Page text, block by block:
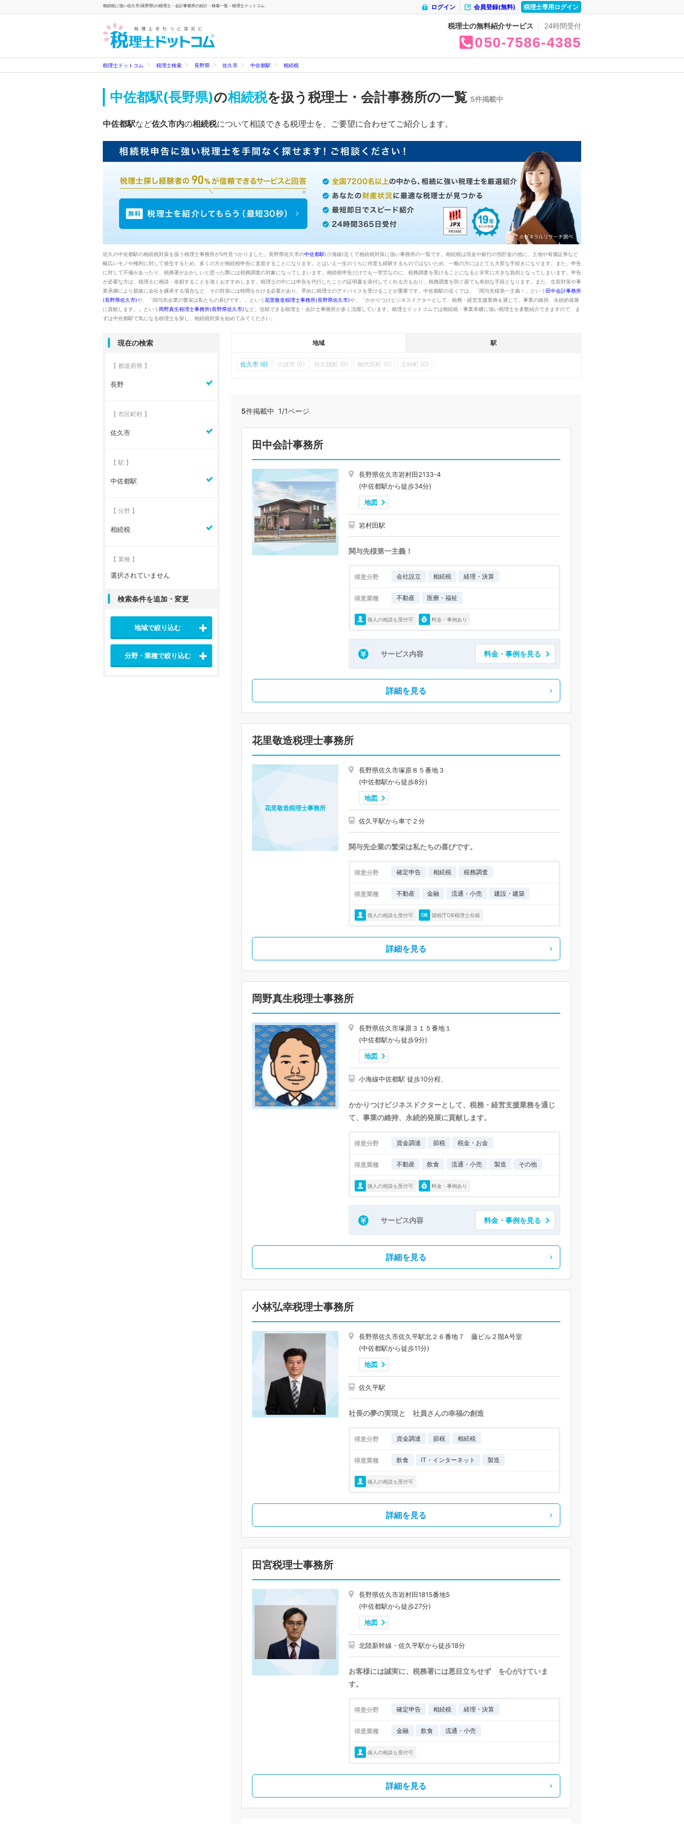
相続税に強い佐久市(長野県)の税理士・会計事務所の紹介・検索一覧 - 税理士ドットコム 税理士専用ログイン
会員登録(無料)
ログイン
税理士の無料紹介サービス 24時間受付
050 7586 4385
税理士ドットコム 税理士検索 長野県 佐久市 中佐都駅 相続税
中佐都駅(長野県)の相続税を扱う税理士・会計事務所の一覧 5件掲載中
中佐都駅など佐久市内の相続税について相談できる税理士を、ご要望に合わせてご紹介します。
佐久の中佐都駅の相続税対策を扱う税理士事務所が5件見つかりました。長野県佐久市の中佐都駅(小海線)近くで相続税対策に強い事務所の一覧です。相続税は現金や銀行の預貯金の他に、土地や有価証券など
幅広いモノや権利に対して発生するため、多くの方が相続税申告に直面することになります。とはいえ一生のうちに何度も経験するものではないため、一般の方にはとても大変な手続きになります。また、申告
に対して不備があったり、税務署がおかしいと思った際には税務調査の対象になってしまいます。相続税申告だけでも一苦労なのに、税務調査を受けることになると非常に大きな負担となってしまいます。申告
が必要な方は、税理士に相談・依頼することを強くおすすめします。税理士の中には申告を代行したことの証明書を添付してくれる方もおり、税務調査を防ぐ面でも有効な手段となります。また、生前対策や事
業承継により親族に会社を継承する場合など、その対策には時間をかける必要があり、早めに税理士のアドバイスを受けることが重要です。中佐都駅の近くでは、「関与先様第一主義！」という田中会計事務所
(長野県佐久市)や、「関与先企業の繁栄は私たちの喜びです。」という花里敬造税理士事務所(長野県佐久市)や、「かかりつけビジネスドクターとして、税務・経営支援業務を通じて、事業の維持、永続的発展
に貢献します。」という岡野真生税理士事務所(長野県佐久市)など、信頼できる税理士・会計士事務所が多く活躍しています。税理士ドットコムでは相続税・事業承継に強い税理士を多数紹介できますので、ま
ずは中佐都駅で気になる税理士を探し、相続税対策を始めてみてください。
地域 駅
佐久市 (6) 小諸市 (0) 佐久穂町 (0) 御代田町 (0) 立科町 (0)
5件掲載中 1/1ページ
田中会計事務所
長野県佐久市岩村田2133-4
(中佐都駅から徒歩34分)
地図
岩村田駅
関与先様第一主義！
得意分野 会社設立 相続税 経理・決算
得意業種 不動産 医療・福祉
個人の相談も受付可 料金・事例あり
サービス内容 料金・事例を見る
詳細を見る
花里敬造税理士事務所
長野県佐久市塚原８５番地３
(中佐都駅から徒歩8分)
地図
佐久平駅から車で２分
関与先企業の繁栄は私たちの喜びです。
得意分野 確定申告 相続税 税務調査
得意業種 不動産 金融 流通・小売 建設・建築
個人の相談も受付可 国税庁OB税理士在籍
花里敬造税理士事務所
詳細を見る
岡野真生税理士事務所
長野県佐久市塚原３１５番地１
(中佐都駅から徒歩9分)
地図
小海線中佐都駅 徒歩10分程、
かかりつけビジネスドクターとして、税務・経営支援業務を通じ
て、事業の維持、永続的発展に貢献します。
得意分野 資金調達 節税 税金・お金
得意業種 不動産 飲食 流通・小売 製造 その他
個人の相談も受付可 料金・事例あり
サービス内容 料金・事例を見る
詳細を見る
小林弘幸税理士事務所
長野県佐久市佐久平駅北２６番地７ 藤ビル２階A号室
(中佐都駅から徒歩11分)
地図
佐久平駅
社長の夢の実現と 社員さんの幸福の創造
得意分野 資金調達 節税 相続税
得意業種 飲食 IT・インターネット 製造
個人の相談も受付可
詳細を見る
田宮税理士事務所
長野県佐久市岩村田1815番地5
(中佐都駅から徒歩27分)
地図
北陸新幹線・佐久平駅から徒歩18分
お客様には誠実に、税務署には悪目立ちせず を心がけていま
す。
得意分野 確定申告 相続税 経理・決算
得意業種 金融 飲食 流通・小売
個人の相談も受付可
詳細を見る
現在の検索
【 都道府県 】
長野
【 市区町村 】
佐久市
【 駅 】
中佐都駅
【 分野 】
相続税
【 業種 】
選択されていません
検索条件を追加・変更
地域で絞り込む
分野・業種で絞り込む